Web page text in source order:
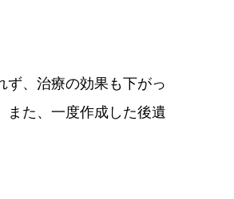
ず、治療の効果も下がっ
また、一度作成した後遺